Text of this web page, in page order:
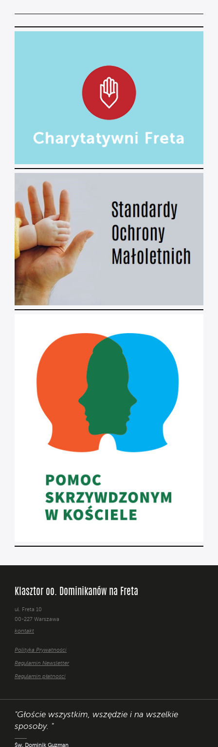
Klasztor oo. Dominikanów na Freta
ul. Freta 10
00-227 Warszawa
kontakt
Polityka Prywatności
Regulamin Newsletter
Regulamin płatności
"Głoście wszystkim, wszędzie i na wszelkie
sposoby. "
Św. Dominik Guzman